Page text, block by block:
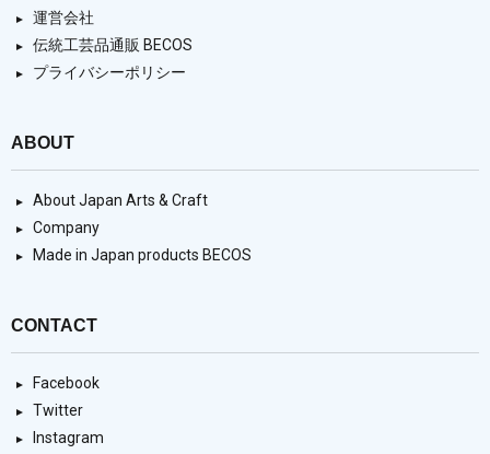
運営会社
伝統工芸品通販 BECOS
プライバシーポリシー
ABOUT
About Japan Arts & Craft
Company
Made in Japan products BECOS
CONTACT
Facebook
Twitter
Instagram